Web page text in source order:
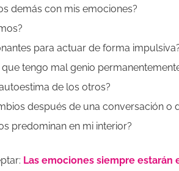
demás con mis emociones?
para actuar de forma
tengo mal genio
de los otros?
después de una conversación o
predominan en mi interior?
Las emociones siempre